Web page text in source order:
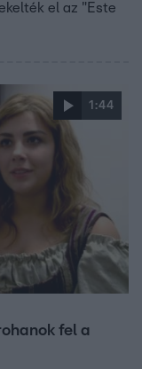
el az "Este
1:44
fel a